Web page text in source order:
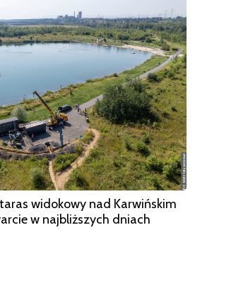
widokowy nad Karwińskim
w najbliższych dniach